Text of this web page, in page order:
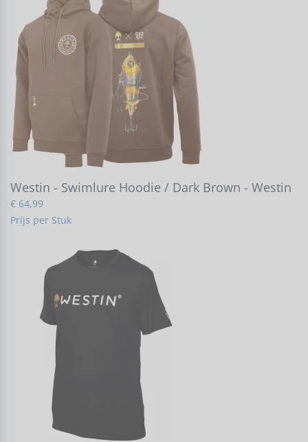
Westin - Swimlure Hoodie / Dark Brown - Westin
€ 64,99
Prijs per Stuk